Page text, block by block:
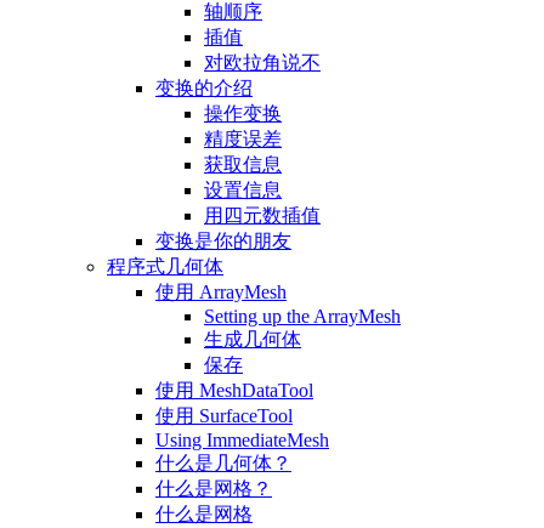
轴顺序
插值
对欧拉角说不
变换的介绍
操作变换
精度误差
获取信息
设置信息
用四元数插值
变换是你的朋友
程序式几何体
使用 ArrayMesh
Setting up the ArrayMesh
生成几何体
保存
使用 MeshDataTool
使用 SurfaceTool
Using ImmediateMesh
什么是几何体？
什么是网格？
什么是网格